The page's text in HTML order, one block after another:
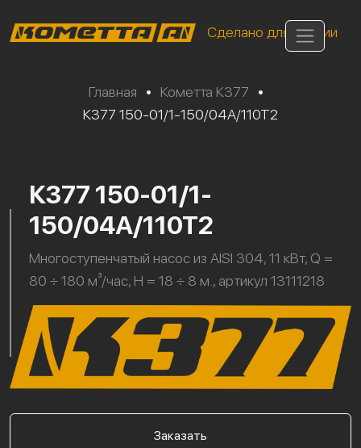
Сделано для России
Главная • Кометта К377
•
К377 150-01/1-150/04А/110Т2
К377 150-01/1-
150/04А/110Т2
Многоступенчатый насос из AISI 304, 11 кВт, Q =
80 ÷ 180 м³/час, H = 18 ÷ 8 м., артикул 13111218
Заказать